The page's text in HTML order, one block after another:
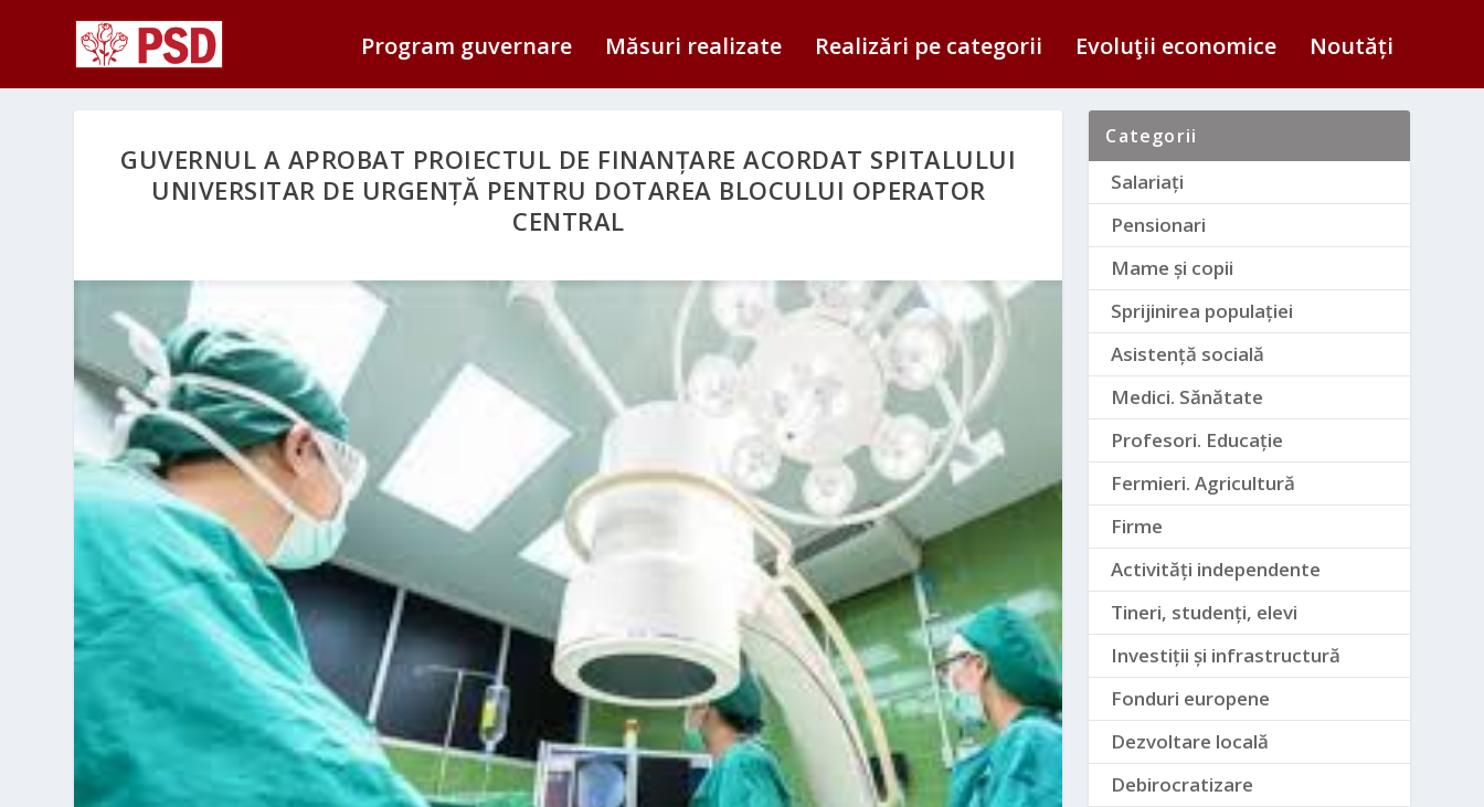
Program guvernare Măsuri realizate Realizări pe categorii Evoluţii economice Noutăți
GUVERNUL A APROBAT PROIECTUL DE FINANȚARE ACORDAT SPITALULUI
UNIVERSITAR DE URGENȚĂ PENTRU DOTAREA BLOCULUI OPERATOR
CENTRAL
Categorii
Salariați
Pensionari
Mame și copii
Sprijinirea populației
Asistență socială
Medici. Sănătate
Profesori. Educație
Fermieri. Agricultură
Firme
Activități independente
Tineri, studenți, elevi
Investiții și infrastructură
Fonduri europene
Dezvoltare locală
Debirocratizare